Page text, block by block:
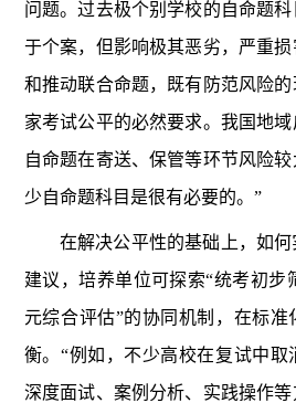
问题。过去极个别学校的自命题
于个案，但影响极其恶劣，严重
和推动联合命题，既有防范风险
家考试公平的必然要求。我国地域
自命题在寄送、保管等环节风险
少自命题科目是很有必要的。”
在解决公平性的基础上，如
建议，培养单位可探索“统考初步
元综合评估”的协同机制，在标
衡。“例如，不少高校在复试中取
深度面试、案例分析、实践操作